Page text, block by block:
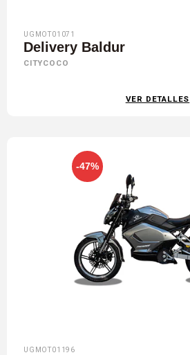
UGMOT01071
Delivery Baldur
CITYCOCO
VER DETALLES
-47%
UGMOT01196